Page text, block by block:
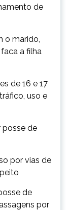
de
o marido,
a filha
de 16 e 17
uso e
posse de
por vias de
de
por